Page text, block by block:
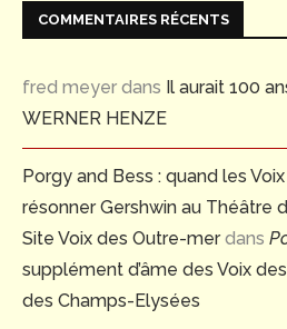
COMMENTAIRES RÉCENTS
fred meyer dans Il aurait 100
WERNER HENZE
Porgy and Bess : quand les
résonner Gershwin au Théâtre
Site Voix des Outre-merdans
supplément d’âme des Voix
des Champs-Elysées